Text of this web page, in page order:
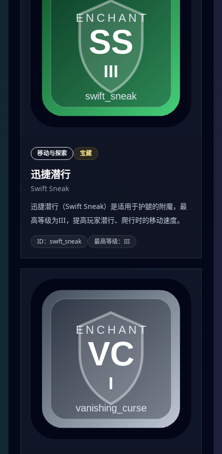
移动与探索 宝藏
迅捷潜行
Swift Sneak
迅捷潜行（Swift Sneak）是适用于护腿的附魔，最
高等级为III，提高玩家潜行、爬行时的移动速度。
ID：swift_sneak 最高等级：III